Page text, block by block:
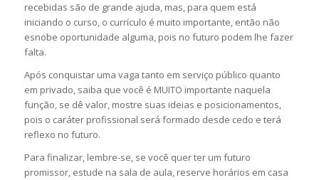
recebidas são de grande ajuda, mas, para quem está
iniciando o curso, o currículo é muito importante, então não
esnobe oportunidade alguma, pois no futuro podem lhe fazer
falta.
Após conquistar uma vaga tanto em serviço público quanto
em privado, saiba que você é MUITO importante naquela
função, se dê valor, mostre suas ideias e posicionamentos,
pois o caráter profissional será formado desde cedo e terá
reflexo no futuro.
Para finalizar, lembre-se, se você quer ter um futuro
promissor, estude na sala de aula, reserve horários em casa